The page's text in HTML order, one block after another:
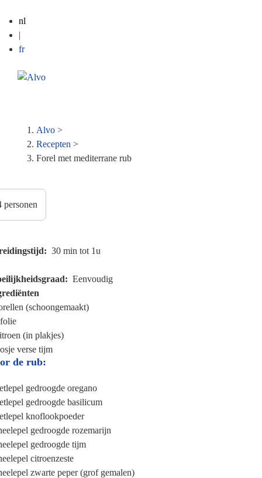
nl
|
fr
Kruimelpad
Alvo >
Recepten >
Forel met mediterrane rub
30 min tot 1u
Eenvoudig
(schoongemaakt)
(in plakjes)
verse tijm
de rub:
gedroogde oregano
gedroogde basilicum
knoflookpoeder
gedroogde rozemarijn
gedroogde tijm
citroenzeste
zwarte peper (grof gemalen)